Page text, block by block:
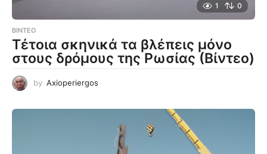
1 0
ΒΊΝΤΕΟ
Τέτοια σκηνικά τα βλέπεις μόνο
στους δρόμους της Ρωσίας (Βίντεο)
by Axioperiergos